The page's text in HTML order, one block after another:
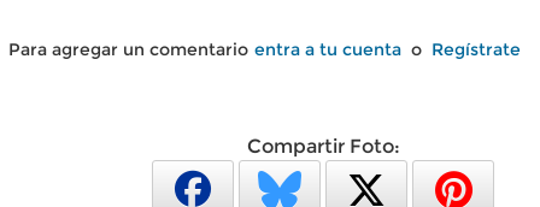
Para agregar un comentario entra a tu cuenta o Regístrate
Compartir Foto: